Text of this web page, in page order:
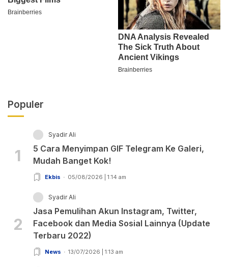
Populer
1
Syadir Ali
5 Cara Menyimpan GIF Telegram Ke Galeri,
Mudah Banget Kok!
Ekbis 05/08/2026 | 1:14 am
2
Syadir Ali
Jasa Pemulihan Akun Instagram, Twitter,
Facebook dan Media Sosial Lainnya (Update
Terbaru 2022)
News 13/07/2026 | 1:13 am